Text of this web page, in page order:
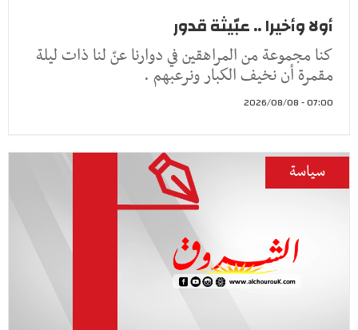
أولا وأخيرا .. عبّيثة قدور
كنا مجموعة من المراهقين في دوارنا عنّ لنا ذات ليلة
مقمرة أن نخيف الكبار ونرعبهم .
07:00 - 2026/08/08
سياسة